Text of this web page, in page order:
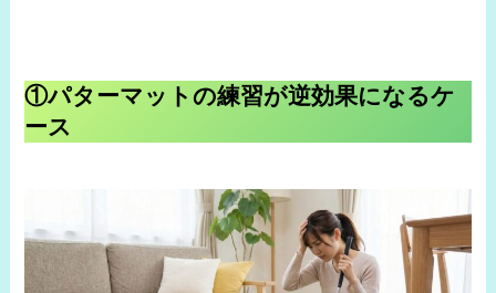
①パターマットの練習が逆効果になるケ
ース